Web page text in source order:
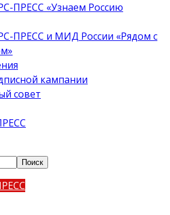
ПРЕСС «Узнаем Россию
ПРЕСС и МИД России «Рядом с
кампании
совет